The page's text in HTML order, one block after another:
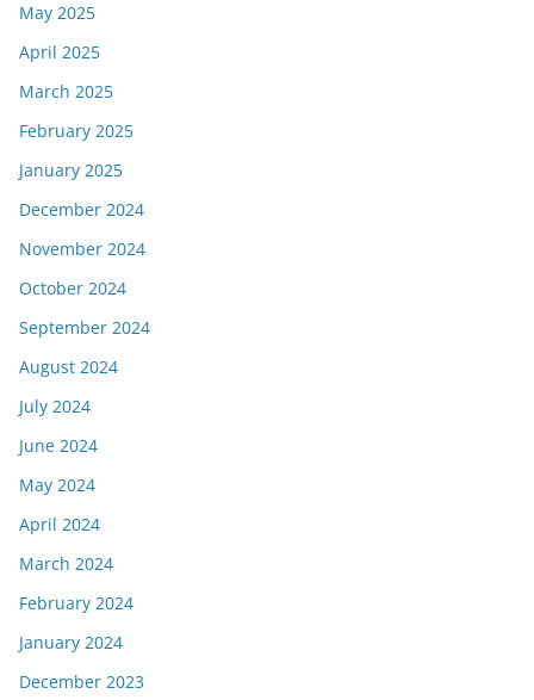
May 2025
April 2025
March 2025
February 2025
January 2025
December 2024
November 2024
October 2024
September 2024
August 2024
July 2024
June 2024
May 2024
April 2024
March 2024
February 2024
January 2024
December 2023